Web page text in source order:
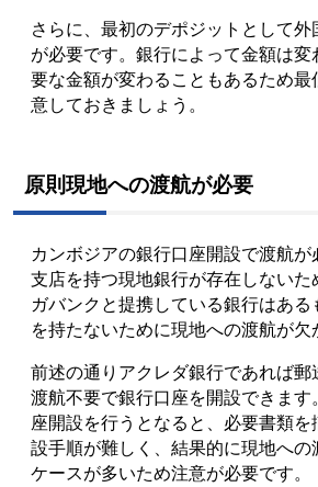
さらに、最初のデポジットとして外
が必要です。銀行によって金額は
要な金額が変わることもあるため
意しておきましょう。
原則現地への渡航が必要
カンボジアの銀行口座開設で渡航
支店を持つ現地銀行が存在しないた
ガバンクと提携している銀行はあ
を持たないために現地への渡航が欠
前述の通りアクレダ銀行であれば郵
渡航不要で銀行口座を開設できます
座開設を行うとなると、 必要書類を
設手順が難しく 、結果的に現地へ
ケースが多いため注意が必要です。